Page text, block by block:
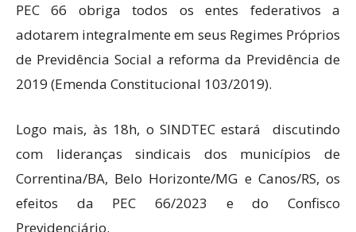
PEC 66 obriga todos os entes federativos a
adotarem integralmente em seus Regimes Próprios
de Previdência Social a reforma da Previdência de
2019 (Emenda Constitucional 103/2019).
Logo mais, às 18h, o SINDTEC estará discutindo
com lideranças sindicais dos municípios de
Correntina/BA, Belo Horizonte/MG e Canos/RS, os
efeitos da PEC 66/2023 e do Confisco
Previdenciário.